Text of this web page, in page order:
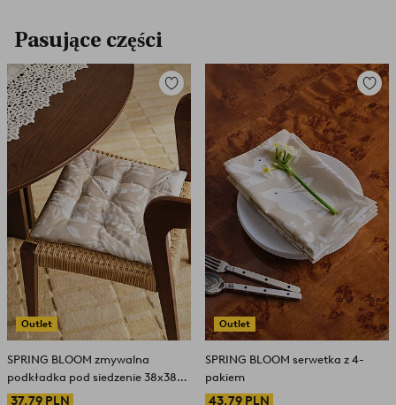
Pasujące części
Outlet
Dodaj
ulubionych
SPRING BLOOM zmywalna
podkładka pod siedzenie 38x38
cm
37,79 PLN
Outlet
Dodaj
do
SPRING BLOOM serwetka z 4-
pakiem
43,79 PLN